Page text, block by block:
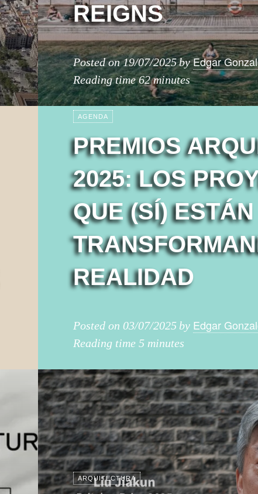
REIGNS
Posted on19/07/2025byEdgar
Reading time62 minutes
AGENDA
PREMIOS
2025: LOS
QUE (SÍ) ESTÁN
REALIDAD
Posted on 03/07/2025 by Edgar
Reading time 5 minutes
ARQUITECTURA